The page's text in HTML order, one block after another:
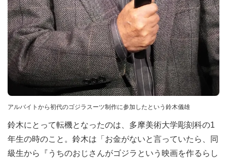
アルバイトから初代のゴジラスーツ制作に参加したという鈴木儀雄
鈴木にとって転機となったのは、多摩美術大学彫刻科の1
年生の時のこと。鈴木は「お金がないと言っていたら、同
級生から『うちのおじさんがゴジラという映画を作るらし